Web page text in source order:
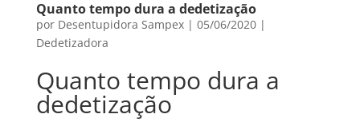
Quanto tempo dura a dedetização
por Desentupidora Sampex| 05/06/2020|
Dedetizadora
Quanto tempo dura a
dedetização